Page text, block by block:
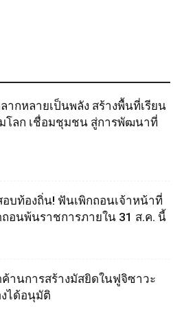
กหลายเป็นพลัง สร้างพื้นที่เรียน
โลก เชื่อมชุมชน สู่การพัฒนาที่
อบท้องถิ่น! ฟันเพิกถอนเจ้าหน้าที่
อนพ้นราชการภายใน 31 ส.ค. นี้
านการสร้างมัสยิดในฟูจิซาวะ
งได้อนุมัติ